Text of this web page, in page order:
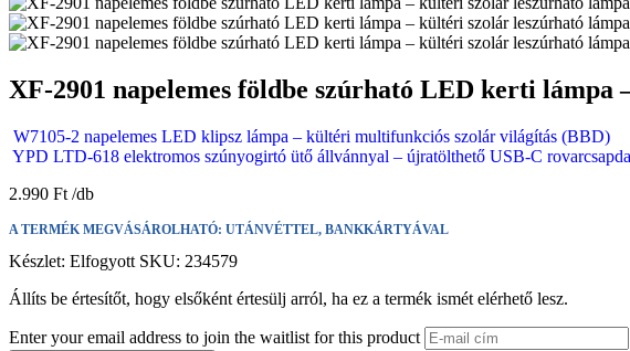
XF-2901 napelemes földbe szúrható LED kerti
W7105-2 napelemes LED klipsz lámpa – kültéri multifunkciós szolár világítás (BBD)
YPD LTD-618 elektromos szúnyogirtó ütő állvánnyal – újratölthető USB-C
2.990 Ft
A TERMÉK MEGVÁSÁROLHATÓ: UTÁNVÉTTEL, BANKKÁRTYÁVAL
Készlet: Elfogyott SKU: 234579
Állíts be értesítőt, hogy elsőként értesülj arról, ha ez a termék ismét elérhető lesz.
Enter your email address to join the waitlist for this product